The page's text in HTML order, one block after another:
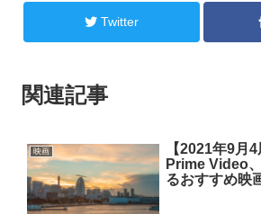
Twitter
関連記事
映画
【2021年9月
Prime Video
るおすすめ映